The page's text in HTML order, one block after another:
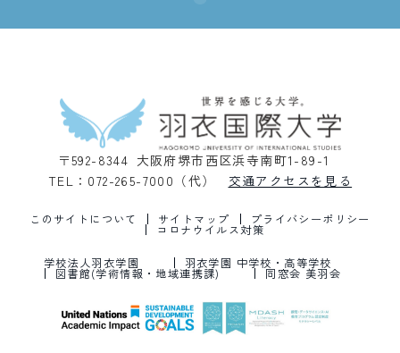
〒592-8344 大阪府堺市西区浜寺南町1-89-1
TEL：072-265-7000（代）
交通アクセスを見る
このサイトについて サイトマップ プライバシーポリシー
コロナウイルス対策
学校法人羽衣学園 羽衣学園 中学校・高等学校
図書館(学術情報・地域連携課) 同窓会 美羽会